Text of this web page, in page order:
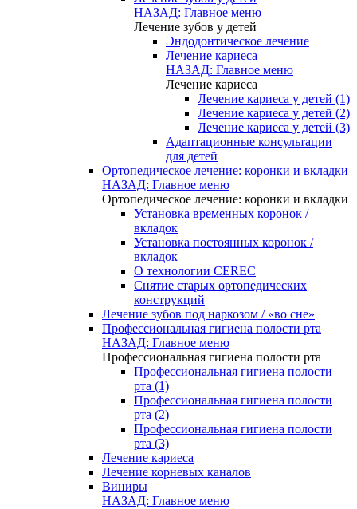
НАЗАД: Главное меню
Лечение зубов у детей
Эндодонтическое лечение
Лечение кариеса
НАЗАД: Главное меню
Лечение кариеса
Лечение кариеса у детей (1)
Лечение кариеса у детей (2)
Лечение кариеса у детей (3)
Адаптационные консультации
для детей
Ортопедическое лечение: коронки и вкладки
НАЗАД: Главное меню
Ортопедическое лечение: коронки и вкладки
Установка временных коронок /
вкладок
Установка постоянных коронок /
вкладок
О технологии CEREC
Снятие старых ортопедических
конструкций
Лечение зубов под наркозом / «во сне»
Профессиональная гигиена полости рта
НАЗАД: Главное меню
Профессиональная гигиена полости рта
Профессиональная гигиена полости
рта (1)
Профессиональная гигиена полости
рта (2)
Профессиональная гигиена полости
рта (3)
Лечение кариеса
Лечение корневых каналов
Виниры
НАЗАД: Главное меню